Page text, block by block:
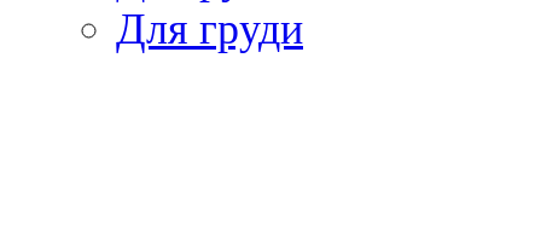
Для груди